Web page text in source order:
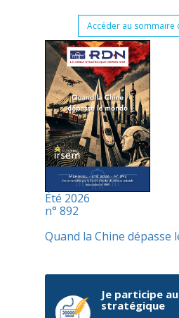
Accéder au sommaire
Été 2026
n° 892
Quand la Chine dépasse
Je participe
stratégique